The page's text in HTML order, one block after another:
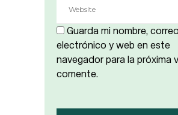
Guarda mi nombre, correo
electrónico y web en este
navegador para la próxima
comente.